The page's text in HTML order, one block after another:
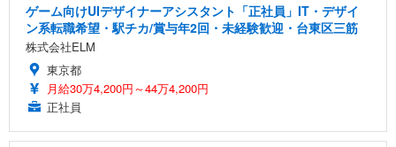
Sezlife オフィスチェア デスクチェア 疲れない テレ
ワーク チェア 強化バックレスト 30度ロッキング機
ョン PCチェア 通気性メッシュ ゲーミング/勉強/事
務用 おしゃれ パソコンチェア (ブラック)
ワーク チェア 強化バックレスト 30度ロッキング機
【純正品】27"ゲーミングモニター DualSense 充電
ー フルHD（1920×1080）VA 非光沢 HDMI/DisplayP
ネオ・ルーライフ ネオ・オムツ L 中型犬用 26枚入
限定】 Smart Basic アイリスオーヤマ ペットシーツ
ゲーム向けUIデザイナーアシスタント「正社員」IT・デザイ
ン系転職希望・駅チカ/賞与年2回・未経験歓迎・台東区三筋
株式会社ELM
東京都
月給30万4,200円～44万4,200円
正社員